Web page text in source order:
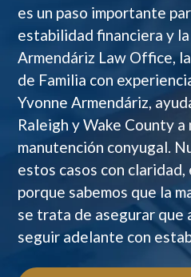
es un paso importante
estabilidad financiera y
Armendáriz Law Office,
de Familia con
Yvonne Armendáriz,
Raleigh y Wake County
manutención conyugal.
estos casos con
porque sabemos que la
se trata de asegurar que
seguir adelante con